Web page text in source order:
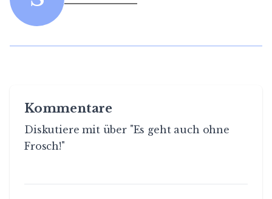
Kommentare
Diskutiere mit über "Es geht auch ohne
Frosch!"